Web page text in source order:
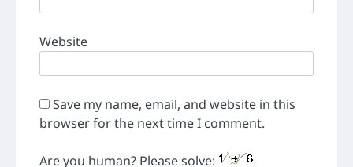
Website
Save my name, email, and website in this
browser for the next time I comment.
Are you human? Please solve: